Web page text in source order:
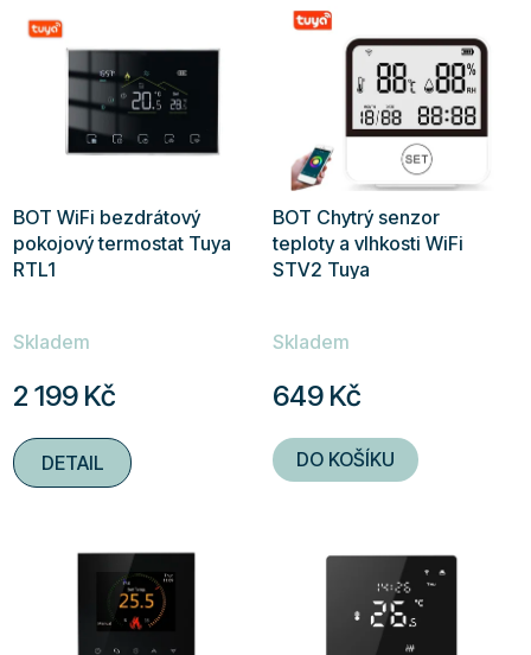
BOT WiFi bezdrátový
pokojový termostat Tuya
RTL1
Skladem
2 199 Kč
DETAIL
BOT Chytrý senzor
teploty a vlhkosti WiFi
STV2 Tuya
Skladem
649 Kč
DO KOŠÍKU